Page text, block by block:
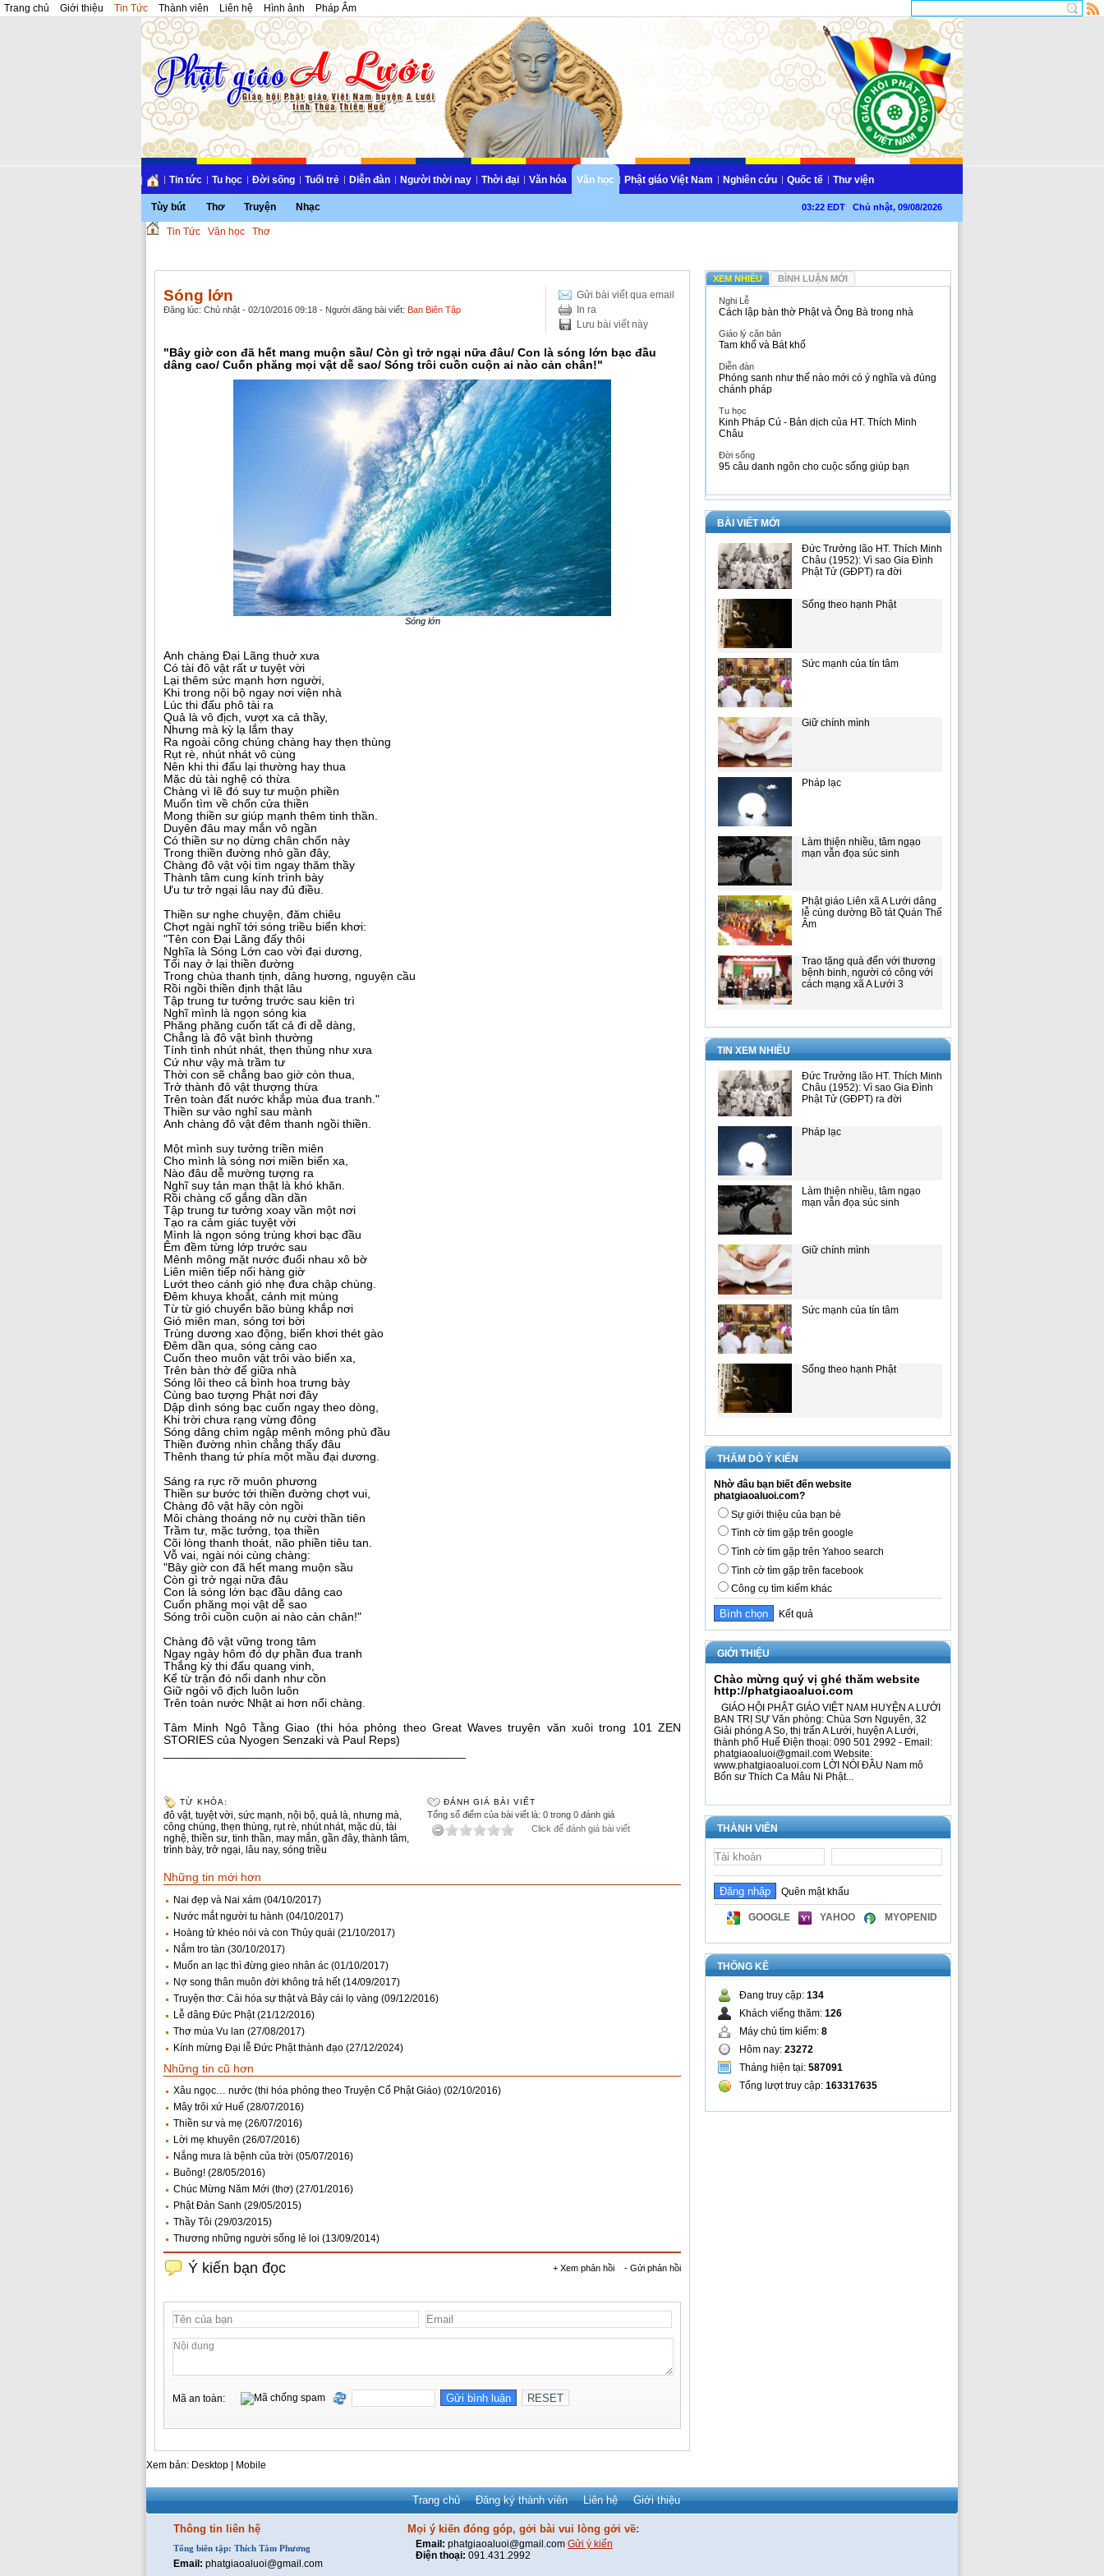
Trang chủ Giới thiệu Tin Tức Thành viên Liên hệ Hình ảnh Pháp Âm
Tin tức Tu học Đời sống Tuổi trẻ Diễn đàn Người thời nay Thời đại Văn hóa Văn học
Tùy bút Thơ Truyện Nhạc
Phật giáo Việt Nam Nghiên cứu Quốc tế Thư viện
03:22 EDT Chủ nhật, 09/08/2026
Tin Tức Văn học Thơ
Gửi bài viết qua email
In ra
Lưu bài viết này
Sóng lớn
Đăng lúc: Chủ nhật - 02/10/2016 09:18 - Người đăng bài viết: Ban Biên Tập
"Bây giờ con đã hết mang muộn sầu/ Còn gì trở ngại nữa đâu/ Con là sóng lớn bạc đầu
dâng cao/ Cuốn phăng mọi vật dễ sao/ Sóng trôi cuồn cuộn ai nào cản chân!"
Sóng lớn
Anh chàng Đại Lãng thuở xưa
Có tài đô vật rất ư tuyệt vời
Lại thêm sức mạnh hơn người,
Khi trong nội bộ ngay nơi viện nhà
Lúc thi đấu phô tài ra
Quả là vô địch, vượt xa cả thầy,
Nhưng mà kỳ lạ lắm thay
Ra ngoài công chúng chàng hay thẹn thùng
Rụt rè, nhút nhát vô cùng
Nên khi thi đấu lại thường hay thua
Mặc dù tài nghệ có thừa
Chàng vì lẽ đó suy tư muộn phiền
Muốn tìm về chốn cửa thiền
Mong thiền sư giúp mạnh thêm tinh thần.
Duyên đâu may mắn vô ngần
Có thiền sư nọ dừng chân chốn này
Trong thiền đường nhỏ gần đây,
Chàng đô vật vội tìm ngay thăm thầy
Thành tâm cung kính trình bày
Ưu tư trở ngại lâu nay đủ điều.
Thiền sư nghe chuyện, đăm chiêu
Chợt ngài nghĩ tới sóng triều biển khơi:
"Tên con Đại Lãng đấy thôi
Nghĩa là Sóng Lớn cao vời đại dương,
Tối nay ở lại thiền đường
Trong chùa thanh tịnh, dâng hương, nguyện cầu
Rồi ngồi thiền định thật lâu
Tập trung tư tưởng trước sau kiên trì
Nghĩ mình là ngọn sóng kia
Phăng phăng cuốn tất cả đi dễ dàng,
Chẳng là đô vật bình thường
Tính tình nhút nhát, thẹn thùng như xưa
Cứ như vậy mà trầm tư
Thời con sẽ chẳng bao giờ còn thua,
Trở thành đô vật thượng thừa
Trên toàn đất nước khắp mùa đua tranh."
Thiền sư vào nghỉ sau mành
Anh chàng đô vật đêm thanh ngồi thiền.
Một mình suy tưởng triền miên
Cho mình là sóng nơi miền biển xa,
Nào đâu dễ mường tượng ra
Nghĩ suy tản mạn thật là khó khăn.
Rồi chàng cố gắng dần dần
Tập trung tư tưởng xoay vần một nơi
Tạo ra cảm giác tuyệt vời
Mình là ngọn sóng trùng khơi bạc đầu
Êm đềm từng lớp trước sau
Mênh mông mặt nước đuổi nhau xô bờ
Liên miên tiếp nối hàng giờ
Lướt theo cánh gió nhẹ đưa chập chùng.
Đêm khuya khoắt, cảnh mịt mùng
Từ từ gió chuyển bão bùng khắp nơi
Gió miên man, sóng tơi bời
Trùng dương xao động, biển khơi thét gào
Đêm dần qua, sóng càng cao
Cuốn theo muôn vật trôi vào biển xa,
Trên bàn thờ để giữa nhà
Sóng lôi theo cả bình hoa trưng bày
Cùng bao tượng Phật nơi đây
Dập dình sóng bạc cuốn ngay theo dòng,
Khi trời chưa rạng vừng đông
Sóng dâng chìm ngập mênh mông phủ đầu
Thiền đường nhìn chẳng thấy đâu
Thênh thang tứ phía một mầu đại dương.
Sáng ra rực rỡ muôn phương
Thiền sư bước tới thiền đường chợt vui,
Chàng đô vật hãy còn ngồi
Môi chàng thoáng nở nụ cười thần tiên
Trầm tư, mặc tưởng, tọa thiền
Cõi lòng thanh thoát, não phiền tiêu tan.
Vỗ vai, ngài nói cùng chàng:
"Bây giờ con đã hết mang muộn sầu
Còn gì trở ngại nữa đâu
Con là sóng lớn bạc đầu dâng cao
Cuốn phăng mọi vật dễ sao
Sóng trôi cuồn cuộn ai nào cản chân!"
Chàng đô vật vững trong tâm
Ngay ngày hôm đó dự phần đua tranh
Thắng kỳ thi đấu quang vinh,
Kể từ trận đó nổi danh như cồn
Giữ ngôi vô địch luôn luôn
Trên toàn nước Nhật ai hơn nổi chàng.
Tâm Minh Ngô Tằng Giao (thi hóa phỏng theo Great Waves truyện văn xuôi trong 101 ZEN
STORIES của Nyogen Senzaki và Paul Reps)
TỪ KHÓA:
đô vật, tuyệt vời, sức mạnh, nội bộ, quả là, nhưng mà,
công chúng, thẹn thùng, rụt rè, nhút nhát, mặc dù, tài
nghệ, thiền sư, tinh thần, may mắn, gần đây, thành tâm,
trình bày, trở ngại, lâu nay, sóng triều
ĐÁNH GIÁ BÀI VIẾT
Tổng số điểm của bài viết là: 0 trong 0 đánh giá
Click để đánh giá bài viết
Những tin mới hơn
Nai đẹp và Nai xám (04/10/2017)
Nước mắt người tu hành (04/10/2017)
Hoàng tử khéo nói và con Thủy quái (21/10/2017)
Nắm tro tàn (30/10/2017)
Muốn an lạc thì đừng gieo nhân ác (01/10/2017)
Nợ song thân muôn đời không trả hết (14/09/2017)
Truyện thơ: Cải hóa sự thật và Bảy cái lọ vàng (09/12/2016)
Lễ dâng Đức Phật (21/12/2016)
Thơ mùa Vu lan (27/08/2017)
Kính mừng Đại lễ Đức Phật thành đạo (27/12/2024)
Những tin cũ hơn
Xâu ngọc… nước (thi hóa phỏng theo Truyện Cổ Phật Giáo) (02/10/2016)
Mây trôi xứ Huế (28/07/2016)
Thiền sư và mẹ (26/07/2016)
Lời mẹ khuyên (26/07/2016)
Nắng mưa là bệnh của trời (05/07/2016)
Buông! (28/05/2016)
Chúc Mừng Năm Mới (thơ) (27/01/2016)
Phật Đản Sanh (29/05/2015)
Thầy Tôi (29/03/2015)
Thương những người sống lẻ loi (13/09/2014)
+ Xem phản hồi - Gửi phản hồi
Ý kiến bạn đọc
Mã an toàn:
XEM NHIỀU BÌNH LUẬN MỚI
Nghi Lễ
Cách lập bàn thờ Phật và Ông Bà trong nhà
Giáo lý căn bản
Tam khổ và Bát khổ
Diễn đàn
Phóng sanh như thế nào mới có ý nghĩa và đúng
chánh pháp
Tu học
Kinh Pháp Cú - Bản dịch của HT. Thích Minh
Châu
Đời sống
95 câu danh ngôn cho cuộc sống giúp bạn
BÀI VIẾT MỚI
Đức Trưởng lão HT. Thích Minh
Châu (1952): Vì sao Gia Đình
Phật Tử (GĐPT) ra đời
Sống theo hạnh Phật
Sức mạnh của tín tâm
Giữ chính mình
Pháp lạc
Làm thiện nhiều, tâm ngạo
mạn vẫn đọa súc sinh
Phật giáo Liên xã A Lưới dâng
lễ cúng dường Bồ tát Quán Thế
Âm
Trao tặng quà đến với thương
bệnh binh, người có công với
cách mạng xã A Lưới 3
TIN XEM NHIỀU
Đức Trưởng lão HT. Thích Minh
Châu (1952): Vì sao Gia Đình
Phật Tử (GĐPT) ra đời
Pháp lạc
Làm thiện nhiều, tâm ngạo
mạn vẫn đọa súc sinh
Giữ chính mình
Sức mạnh của tín tâm
Sống theo hạnh Phật
THĂM DÒ Ý KIẾN
Nhờ đâu bạn biết đến website
phatgiaoaluoi.com?
Sự giới thiệu của bạn bè
Tình cờ tìm gặp trên google
Tình cờ tìm gặp trên Yahoo search
Tình cờ tìm gặp trên facebook
Công cụ tìm kiếm khác
Kết quả
GIỚI THIỆU
Chào mừng quý vị ghé thăm website
http://phatgiaoaluoi.com
GIÁO HỘI PHẬT GIÁO VIỆT NAM HUYỆN A LƯỚI
BAN TRỊ SỰ Văn phòng: Chùa Sơn Nguyên, 32
Giải phóng A So, thị trấn A Lưới, huyện A Lưới,
thành phố Huế Điện thoại: 090 501 2992 - Email:
phatgiaoaluoi@gmail.com Website:
www.phatgiaoaluoi.com LỜI NÓI ĐẦU Nam mô
Bổn sư Thích Ca Mâu Ni Phật...
THÀNH VIÊN
Quên mật khẩu
GOOGLE YAHOO MYOPENID
THỐNG KÊ
Đang truy cập: 134
Khách viếng thăm: 126
Máy chủ tìm kiếm: 8
Hôm nay: 23272
Tháng hiện tại: 587091
Tổng lượt truy cập: 163317635
Xem bản: Desktop | Mobile
Trang chủ Đăng ký thành viên Liên hệ Giới thiệu
Thông tin liên hệ
Tổng biên tập: Thích Tâm Phương
Email: phatgiaoaluoi@gmail.com
Mọi ý kiến đóng góp, gởi bài vui lòng gởi về:
Email: phatgiaoaluoi@gmail.com Gửi ý kiến
Điện thoại: 091.431.2992